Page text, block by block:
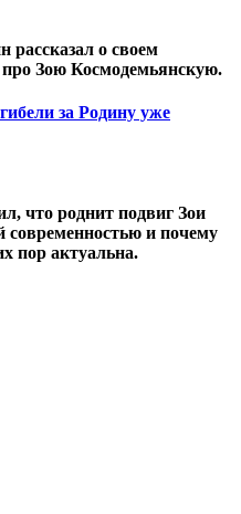
рассказал о своем
Зою Космодемьянскую.
за Родину уже
что роднит подвиг Зои
современностью и почему
пор актуальна.